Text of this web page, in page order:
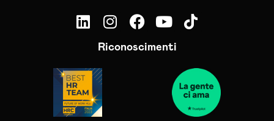
Riconoscimenti